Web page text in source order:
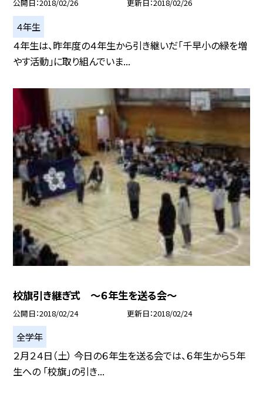
公開日 2018/02/26 更新日 2018/02/26
４年生
４年生は、昨年度の４年生から引き継いだ「千早小の緑を増
やす活動」に取り組んでいま...
校旗引き継ぎ式 〜６年生を送る会〜
公開日 2018/02/24 更新日 2018/02/24
全学年
２月２４日（土） 今日の６年生を送る会では、６年生から５年
生への 「校旗」の引き...